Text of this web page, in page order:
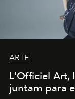
ARTE
L'Officiel Art,
juntam para